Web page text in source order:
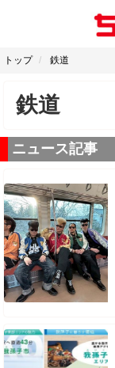
トップ 鉄道
鉄道
ニュース記事